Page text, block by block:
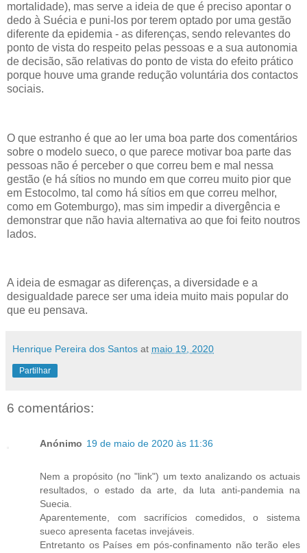
mortalidade), mas serve a ideia de que é preciso apontar o
dedo à Suécia e puni-los por terem optado por uma gestão
diferente da epidemia - as diferenças, sendo relevantes do
ponto de vista do respeito pelas pessoas e a sua autonomia
de decisão, são relativas do ponto de vista do efeito prático
porque houve uma grande redução voluntária dos contactos
sociais.
O que estranho é que ao ler uma boa parte dos comentários
sobre o modelo sueco, o que parece motivar boa parte das
pessoas não é perceber o que correu bem e mal nessa
gestão (e há sítios no mundo em que correu muito pior que
em Estocolmo, tal como há sítios em que correu melhor,
como em Gotemburgo), mas sim impedir a divergência e
demonstrar que não havia alternativa ao que foi feito noutros
lados.
A ideia de esmagar as diferenças, a diversidade e a
desigualdade parece ser uma ideia muito mais popular do
que eu pensava.
Henrique Pereira dos Santos at maio 19, 2020
Partilhar
6 comentários:
Anónimo 19 de maio de 2020 às 11:36
Nem a propósito (no "link") um texto analizando os actuais
resultados, o estado da arte, da luta anti-pandemia na
Suecia.
Aparentemente, com sacrifícios comedidos, o sistema
sueco apresenta facetas invejáveis.
Entretanto os Países em pós-confinamento não terão eles